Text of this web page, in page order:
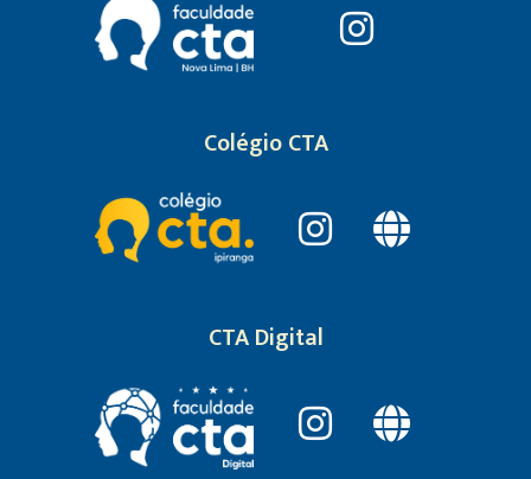
Colégio CTA
CTA Digital